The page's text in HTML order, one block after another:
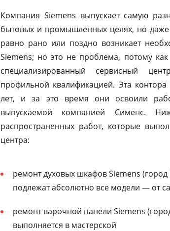
Компания Siemens выпускает самую
бытовых и промышленных целях, но даже
равно рано или поздно возникает
Siemens; но это не проблема, потому
специализированный сервисный
профильной квалификацией. Эта
лет, и за это время они освоили
выпускаемой компанией Сименс.
распространенных работ, которые
центра:
ремонт духовых шкафов Siemens
подлежат абсолютно все модели — от
ремонт варочной панели Siemens
выполняется в мастерской